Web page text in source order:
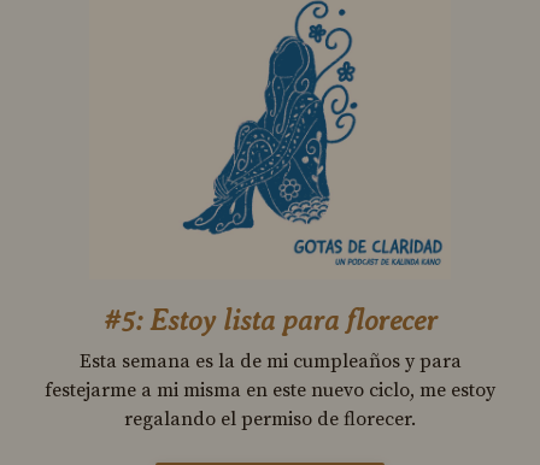
#5: Estoy lista para florecer
Esta semana es la de mi cumpleaños y para
festejarme a mi misma en este nuevo ciclo, me estoy
regalando el permiso de florecer.